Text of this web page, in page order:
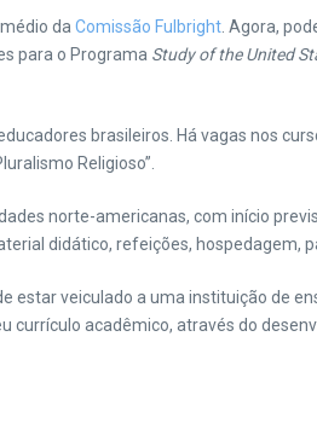
da Comissão Fulbright . Agora,
para o Programa Study of the United
brasileiros. Há vagas nos
Religioso”.
norte-americanas, com início
didático, refeições, hospedagem,
veiculado a uma instituição de
acadêmico, através do